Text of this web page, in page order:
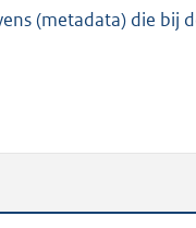
K
(metadata) die bij